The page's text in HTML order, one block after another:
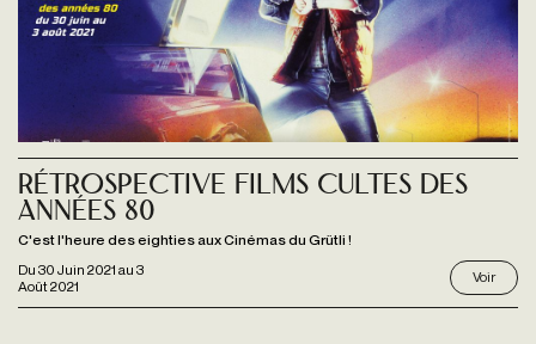
Du 30 Juin 2021 au 3
Août 2021
Rétrospective Films cultes des
années 80
C'est l'heure des eighties aux Cinémas du Grütli !
Voir